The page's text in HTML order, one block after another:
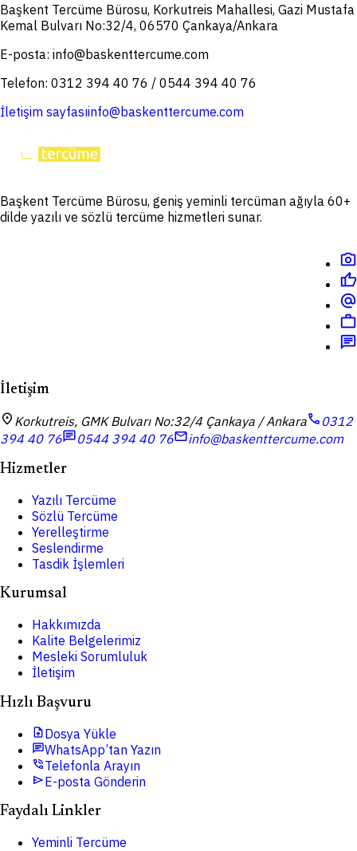
Başkent Tercüme Bürosu, Korkutreis Mahallesi, Gazi Mustafa
Kemal Bulvarı No:32/4, 06570 Çankaya/Ankara
E-posta: info@baskenttercume.com
Telefon: 0312 394 40 76 / 0544 394 40 76
İletişim sayfasıinfo@baskenttercume.com
Başkent Tercüme Bürosu, geniş yeminli tercüman ağıyla 60+
dilde yazılı ve sözlü tercüme hizmetleri sunar.
photo_camera
thumb_up
alternate_email
work
chat
İletişim
location_on Korkutreis, GMK Bulvarı No:32/4 Çankaya / Ankaracall 0312
394 40 76chat0544 394 40 76mailinfo@baskenttercume.com
Hizmetler
Yazılı Tercüme
Sözlü Tercüme
Yerelleştirme
Seslendirme
Tasdik İşlemleri
Kurumsal
Hakkımızda
Kalite Belgelerimiz
Mesleki Sorumluluk
İletişim
Hızlı Başvuru
upload_fileDosya Yükle
chatWhatsApp’tan Yazın
phone_in_talkTelefonla Arayın
sendE-posta Gönderin
Faydalı Linkler
Yeminli Tercüme